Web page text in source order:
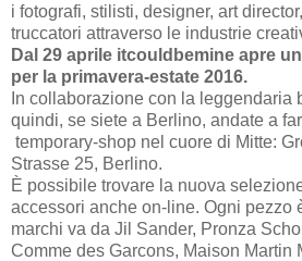
i fotografi, stilisti, designer, art
truccatori attraverso le industrie
Dal 29 aprile itcouldbemine apre
per la primavera-estate 2016.
In collaborazione con la leggendaria
quindi, se siete a Berlino, andate a
temporary-shop nel cuore di Mitte:
Strasse 25, Berlino.
È possibile trovare la nuova
accessori anche on-line. Ogni pezzo
marchi va da Jil Sander, Pronza
Comme des Garcons, Maison Martin